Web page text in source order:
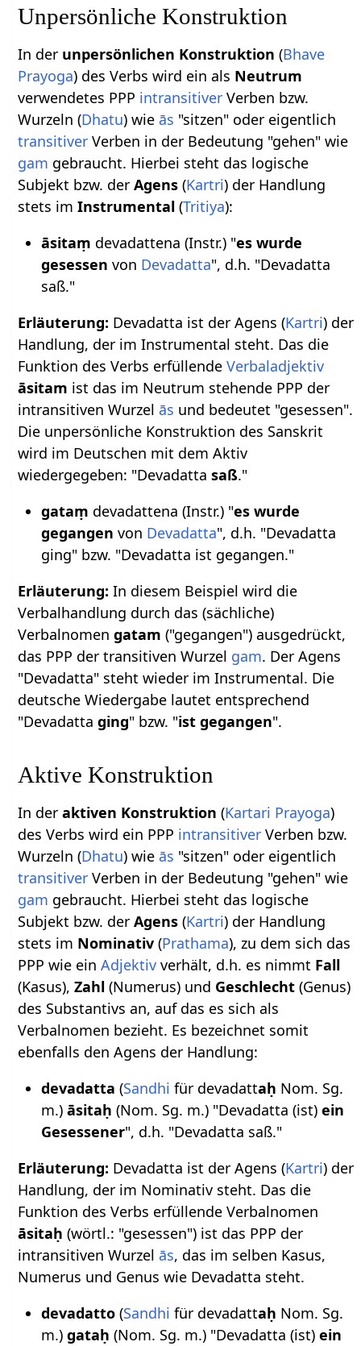
Unpersönliche Konstruktion
In der unpersönlichen Konstruktion (Bhave
Prayoga) des Verbs wird ein als Neutrum
verwendetes PPP intransitiver Verben bzw.
Wurzeln (Dhatu) wie ās "sitzen" oder eigentlich
transitiver Verben in der Bedeutung "gehen" wie
gam gebraucht. Hierbei steht das logische
Subjekt bzw. derAgens (Kartri) der Handlung
stets imInstrumental (Tritiya):
āsitaṃ devadattena (Instr.) "es wurde
gesessen von Devadatta", d.h. "Devadatta
saß."
Erläuterung: Devadatta ist der Agens (Kartri) der
Handlung, der im Instrumental steht. Das die
Funktion des Verbs erfüllendeVerbaladjektiv
āsitam ist das im Neutrum stehende PPP der
intransitiven Wurzel ās und bedeutet "gesessen".
Die unpersönliche Konstruktion des Sanskrit
wird im Deutschen mit dem Aktiv
wiedergegeben: "Devadattasaß."
gataṃ devadattena (Instr.) "es wurde
gegangen von Devadatta", d.h. "Devadatta
ging" bzw. "Devadatta ist gegangen."
Erläuterung: In diesem Beispiel wird die
Verbalhandlung durch das (sächliche)
Verbalnomengatam ("gegangen") ausgedrückt,
das PPP der transitiven Wurzel gam. Der Agens
"Devadatta" steht wieder im Instrumental. Die
deutsche Wiedergabe lautet entsprechend
"Devadattaging" bzw. "ist gegangen".
Aktive Konstruktion
In deraktiven Konstruktion (Kartari Prayoga)
des Verbs wird ein PPP intransitiver Verben bzw.
Wurzeln (Dhatu) wie ās "sitzen" oder eigentlich
transitiver Verben in der Bedeutung "gehen" wie
gam gebraucht. Hierbei steht das logische
Subjekt bzw. derAgens (Kartri) der Handlung
stets im Nominativ (Prathama), zu dem sich das
PPP wie einAdjektiv verhält, d.h. es nimmt Fall
(Kasus),Zahl (Numerus) und Geschlecht (Genus)
des Substantivs an, auf das es sich als
Verbalnomen bezieht. Es bezeichnet somit
ebenfalls den Agens der Handlung:
devadatta (Sandhi für devadattaḥ Nom. Sg.
m.) āsitaḥ (Nom. Sg. m.) "Devadatta (ist) ein
Gesessener", d.h. "Devadatta saß."
Erläuterung: Devadatta ist der Agens (Kartri) der
Handlung, der im Nominativ steht. Das die
Funktion des Verbs erfüllende Verbalnomen
āsitaḥ (wörtl.: "gesessen") ist das PPP der
intransitiven Wurzel ās, das im selben Kasus,
Numerus und Genus wie Devadatta steht.
devadatto(Sandhi für devadattaḥ Nom. Sg.
m.) gataḥ (Nom. Sg. m.) "Devadatta (ist) ein